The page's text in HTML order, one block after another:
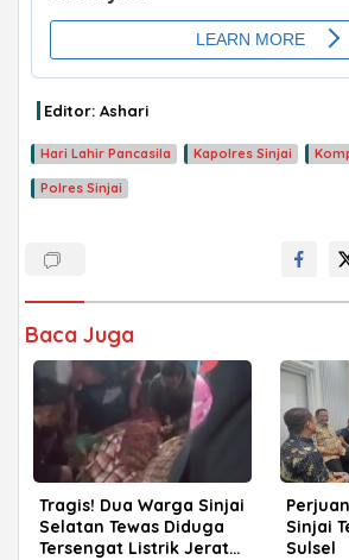
Editor: Ashari
Hari Lahir Pancasila Kapolres Sinjai
Polres Sinjai
Baca Juga
Tragis! Dua Warga Sinjai
Selatan Tewas Diduga
Tersengat Listrik Jerat
Sinjai
Sulsel